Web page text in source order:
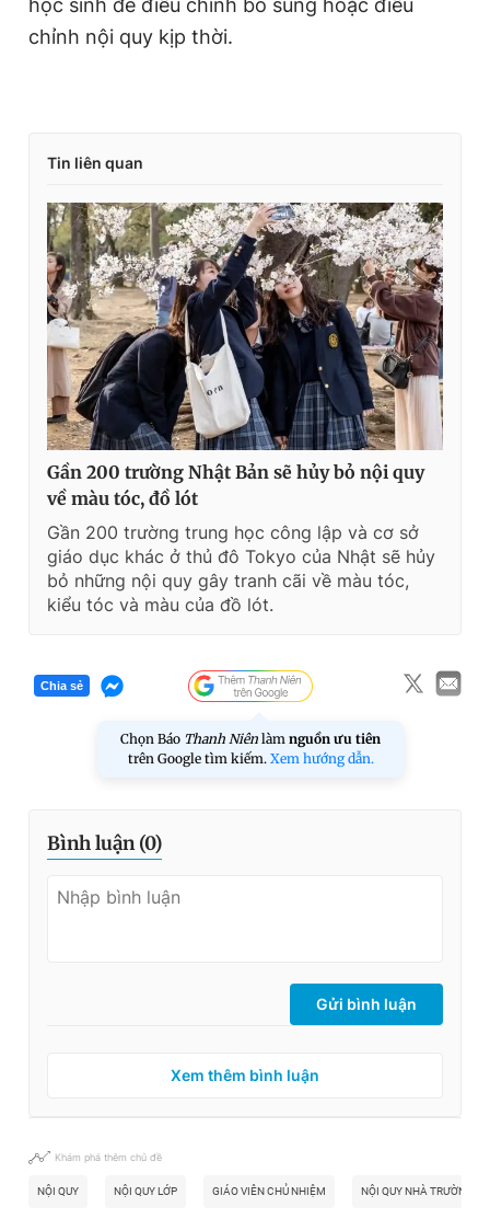
chỉnh nội quy kịp thời.
Tin liên quan
Gần 200 trường Nhật Bản sẽ hủy bỏ nội quy
về màu tóc, đồ lót
Gần 200 trường trung học công lập và cơ sở
giáo dục khác ở thủ đô Tokyo của Nhật sẽ hủy
bỏ những nội quy gây tranh cãi về màu tóc,
kiểu tóc và màu của đồ lót.
Chia sẻ
Chọn Báo Thanh Niên làm nguồn ưu tiên
trên Google tìm kiếm. Xem hướng dẫn.
Bình luận (0)
Gửi bình luận
Xem thêm bình luận
Khám phá thêm chủ đề
NỘI QUY NỘI QUY LỚP GIÁO VIÊN CHỦ NHIỆM NỘI QUY NHÀ TRƯỜNG